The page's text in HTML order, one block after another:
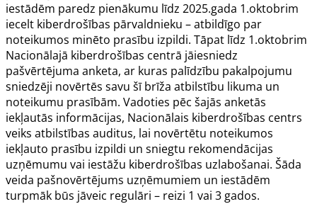
iestādēm paredz pienākumu līdz 2025.gada 1.oktobrim
iecelt kiberdrošības pārvaldnieku – atbildīgo par
noteikumos minēto prasību izpildi. Tāpat līdz 1.oktobrim
Nacionālajā kiberdrošības centrā jāiesniedz
pašvērtējuma anketa, ar kuras palīdzību pakalpojumu
sniedzēji novērtēs savu šī brīža atbilstību likuma un
noteikumu prasībām. Vadoties pēc šajās anketās
iekļautās informācijas, Nacionālais kiberdrošības centrs
veiks atbilstības auditus, lai novērtētu noteikumos
iekļauto prasību izpildi un sniegtu rekomendācijas
uzņēmumu vai iestāžu kiberdrošības uzlabošanai. Šāda
veida pašnovērtējums uzņēmumiem un iestādēm
turpmāk būs jāveic regulāri – reizi 1 vai 3 gados.